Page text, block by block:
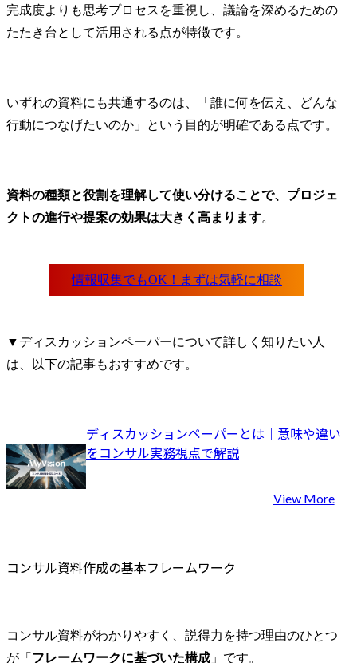
完成度よりも思考プロセスを重視し、議論を深めるための
たたき台として活用される点が特徴です。
いずれの資料にも共通するのは、「誰に何を伝え、どんな
行動につなげたいのか」という目的が明確である点です。
資料の種類と役割を理解して使い分けることで、プロジェ
クトの進行や提案の効果は大きく高まります。
▼ディスカッションペーパーについて詳しく知りたい人
は、以下の記事もおすすめです。
ディスカッションペーパーとは｜意味や違い
をコンサル実務視点で解説
View More
コンサル資料作成の基本フレームワーク
コンサル資料がわかりやすく、説得力を持つ理由のひとつ
が「 フレームワークに基づいた構成 」です。